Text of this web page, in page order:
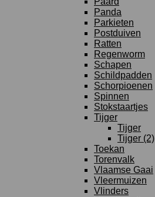
Panda
Parkieten
Postduiven
Ratten
Regenworm
Schapen
Schildpadden
Schorpioenen
Spinnen
Stokstaartjes
Tijger
Tijger
Tijger (2)
Toekan
Torenvalk
Vlaamse Gaai
Vleermuizen
Vlinders